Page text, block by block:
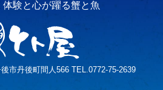
市丹後町間人566 TEL.0772-75-2639